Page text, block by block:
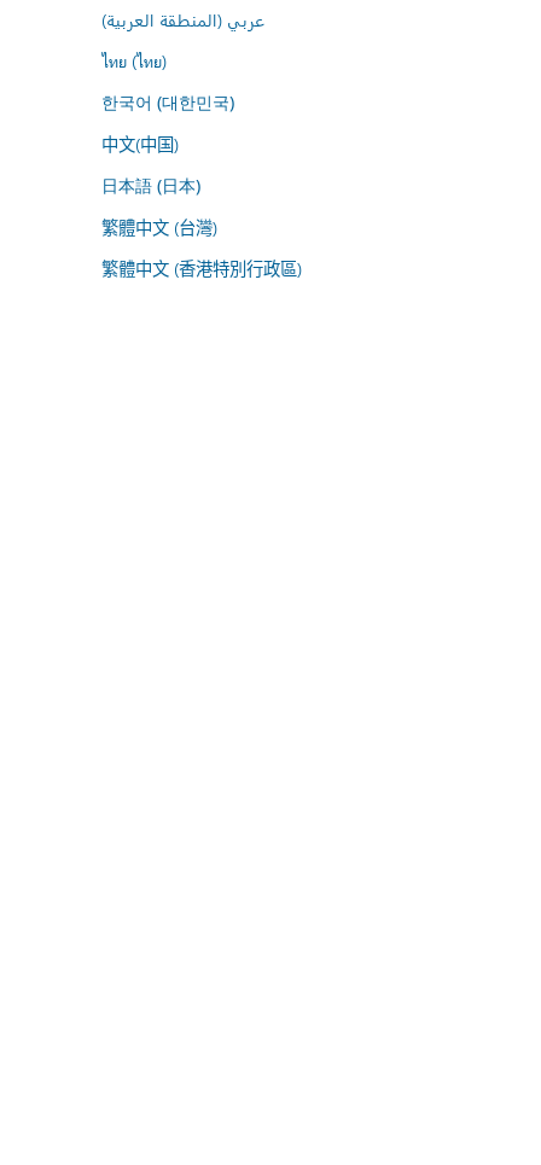
عربي (المنطقة العربية)
ไทย (ไทย)
한국어 (대한민국)
中文(中国)
日本語 (日本)
繁體中文 (台灣)
繁體中文 (香港特別行政區)